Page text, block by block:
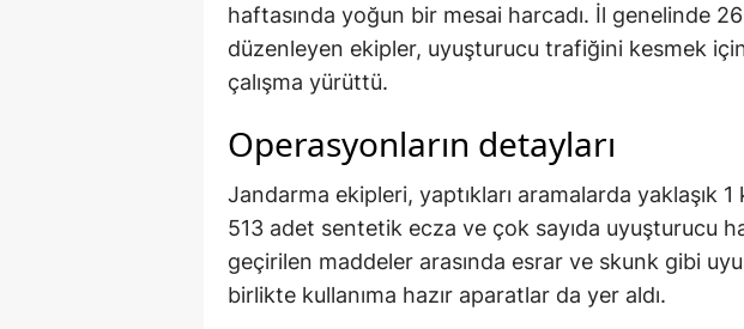
haftasında yoğun bir mesai harcadı. İl genelinde
düzenleyen ekipler, uyuşturucu trafiğini kesmek
çalışma yürüttü.
Operasyonların detayları
Jandarma ekipleri, yaptıkları aramalarda yaklaşık
513 adet sentetik ecza ve çok sayıda uyuşturucu
geçirilen maddeler arasında esrar ve skunk gibi
birlikte kullanıma hazır aparatlar da yer aldı.